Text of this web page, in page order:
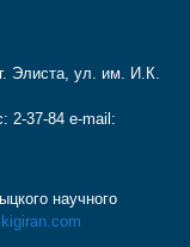
Элиста, ул. им. И.К.
2-37-84 e-mail:
научного